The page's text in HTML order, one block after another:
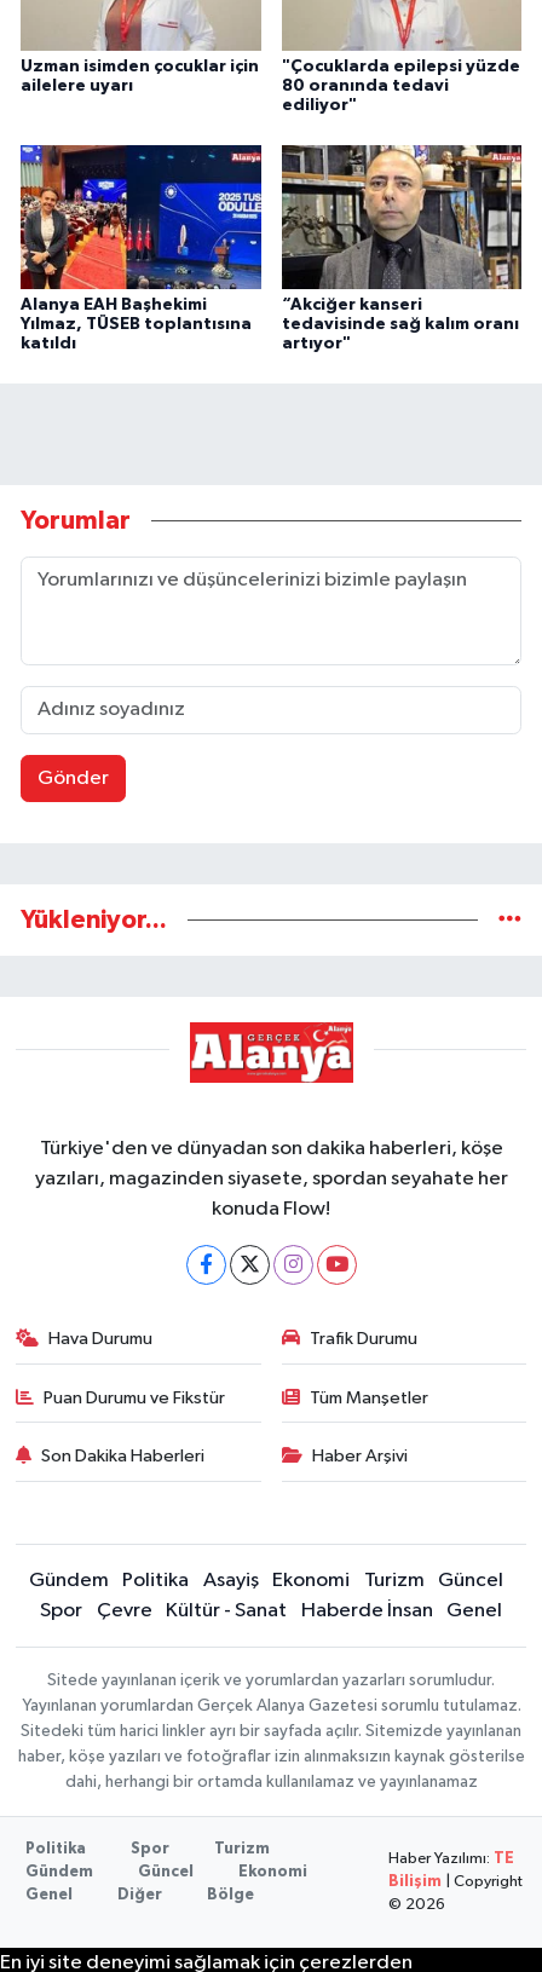
Uzman isimden çocuklar için
ailelere uyarı
"Çocuklarda epilepsi yüzde
80 oranında tedavi
ediliyor"
Alanya EAH Başhekimi
Yılmaz, TÜSEB toplantısına
katıldı
“Akciğer kanseri
tedavisinde sağ kalım oranı
artıyor"
Yorumlar
Gönder
Yükleniyor...
Türkiye'den ve dünyadan son dakika haberleri, köşe
yazıları, magazinden siyasete, spordan seyahate her
konuda Flow!
Hava Durumu Trafik Durumu
Puan Durumu ve Fikstür Tüm Manşetler
Son Dakika Haberleri Haber Arşivi
Gündem Politika Asayiş Ekonomi Turizm
Güncel
Spor
Çevre Kültür - Sanat Haberde İnsan Genel
Sitede yayınlanan içerik ve yorumlardan yazarları sorumludur.
Yayınlanan yorumlardan Gerçek Alanya Gazetesi sorumlu tutulamaz.
Sitedeki tüm harici linkler ayrı bir sayfada açılır. Sitemizde yayınlanan
haber, köşe yazıları ve fotoğraflar izin alınmaksızın kaynak gösterilse
dahi, herhangi bir ortamda kullanılamaz ve yayınlanamaz
Politika Spor
Turizm
Gündem
Güncel
Ekonomi
Genel
Diğer Bölge
Haber Yazılımı:
TE
Bilişim | Copyright
© 2026
En iyi site deneyimi sağlamak için çerezlerden